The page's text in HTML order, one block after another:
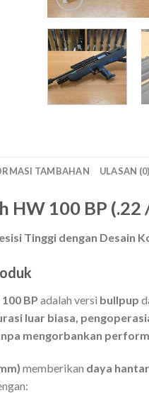
TAMBAHAN ULASAN (0)
HW 100 BP (.22
Tinggi dengan Desain
BP adalah versi bullpup
luar biasa,
mengorbankan
memberikan daya